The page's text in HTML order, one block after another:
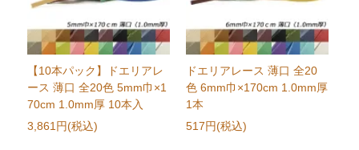
【10本パック】ドエリアレ
ース 薄口 全20色 5mm巾×1
70cm 1.0mm厚 10本入
3,861円(税込)
ドエリアレース 薄口 全20
色 6mm巾×170cm 1.0mm厚
1本
517円(税込)